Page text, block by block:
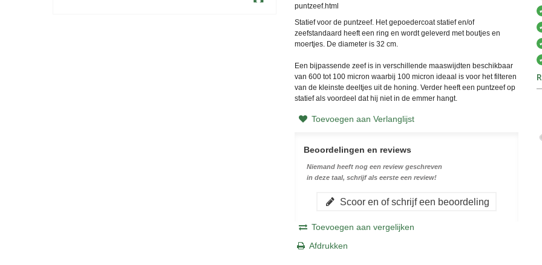
puntzeef.html
Statief voor de puntzeef. Het gepoedercoat statief en/of
zeefstandaard heeft een ring en wordt geleverd met boutjes en
moertjes. De diameter is 32 cm.
Een bijpassende zeef is in verschillende maaswijdten beschikbaar
van 600 tot 100 micron waarbij 100 micron ideaal is voor het filteren
van de kleinste deeltjes uit de honing. Verder heeft een puntzeef op
statief als voordeel dat hij niet in de emmer hangt.
Toevoegen aan Verlanglijst
Beoordelingen en reviews
Niemand heeft nog een review geschreven
in deze taal, schrijf als eerste een review!
Scoor en of schrijf een beoordeling
Toevoegen aan vergelijken
Afdrukken